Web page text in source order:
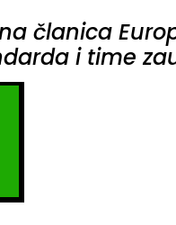
članica
i time